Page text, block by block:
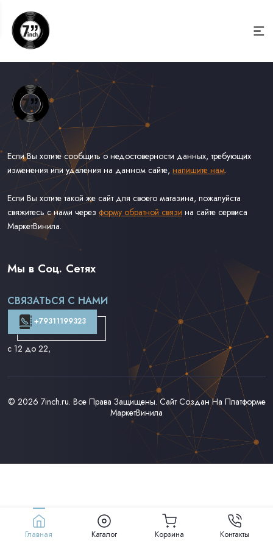
Если Вы хотите сообщить о недостоверности данных, требующих
изменения или удаления на данном сайте, напишите нам.
Если Вы хотите такой же сайт для своего магазина, пожалуйста
свяжитесь с нами через форму обратной связи на сайте сервиса
МаркетВинила.
Весь Каталог Винила на 7''
Рок на 7''
Доставка и Оплата
Контакты
Мы в Соц. Сетях
СВЯЗАТЬСЯ С НАМИ
+79311199323
с 12 до 22,
© 2026 7inch.ru. Все Права Защищены. Сайт Создан На Платформе
МаркетВинила
Главная Каталог Корзина Контакты